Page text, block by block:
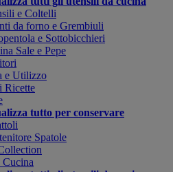
e Coltelli
da forno e Grembiuli
e Sottobicchieri
Sale e Pepe
e Utilizzo
Ricette
tutto per conservare
Spatole